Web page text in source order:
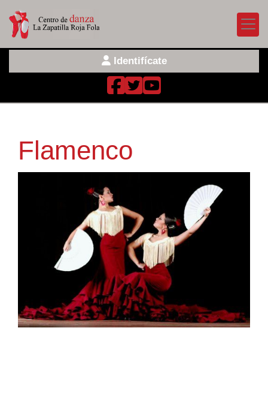
Identifícate
Flamenco